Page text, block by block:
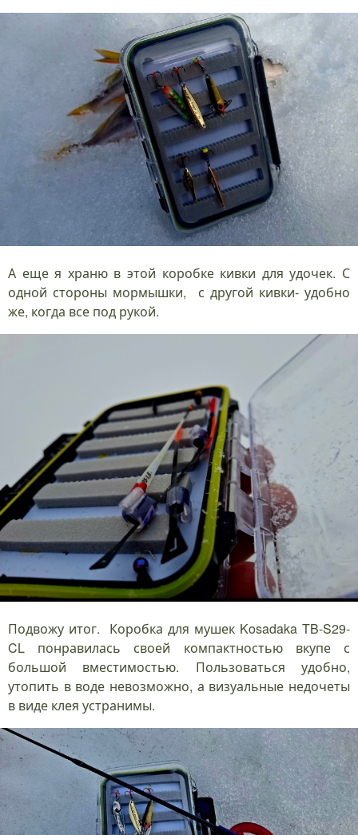
А еще я храню в этой коробке кивки для удочек. С
одной стороны мормышки, с другой кивки- удобно
же, когда все под рукой.
Подвожу итог. Коробка для мушек Kosadaka TB-S29-
CL понравилась своей компактностью вкупе с
большой вместимостью. Пользоваться удобно,
утопить в воде невозможно, а визуальные недочеты
в виде клея устранимы.